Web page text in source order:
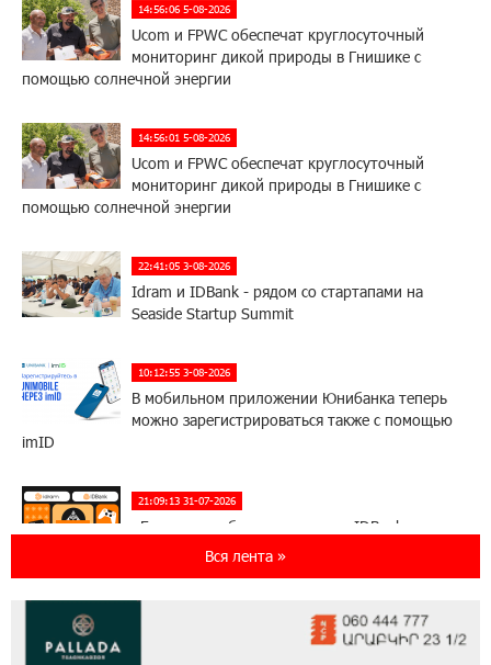
14:56:06 5-08-2026
Ucom и FPWC обеспечат круглосуточный
мониторинг дикой природы в Гнишике с
помощью солнечной энергии
14:56:01 5-08-2026
Ucom и FPWC обеспечат круглосуточный
мониторинг дикой природы в Гнишике с
помощью солнечной энергии
22:41:05 3-08-2026
Idram и IDBank - рядом со стартапами на
Seaside Startup Summit
10:12:55 3-08-2026
В мобильном приложении Юнибанка теперь
можно зарегистрироваться также с помощью
imID
21:09:13 31-07-2026
«Бесплатные бонусы в играх»: IDBank
предупреждает о кибератаках на школьников
ЕАЭС со временем будет расширяться. Когда-
Вся лента »